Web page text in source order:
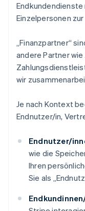
Einzelpersonen
„Finanzpartner“
andere Partner
wir
Je nach Kontext
Endnutzer/in,
Endnutzer/
wie die
Ihren
Sie als